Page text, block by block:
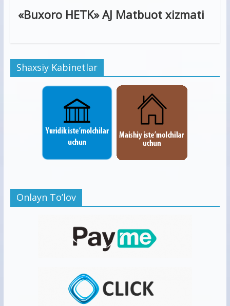
«Buxoro HETK» AJ Matbuot xizmati
Shaxsiy Kabinetlar
Onlayn To’lov